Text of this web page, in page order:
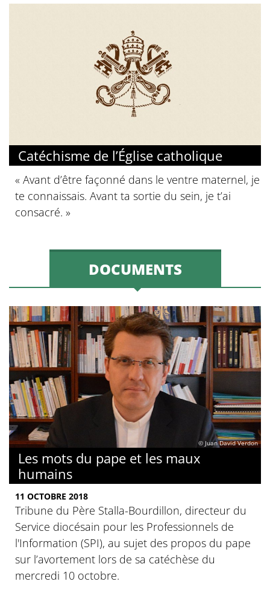
Catéchisme de l’Église catholique
« Avant d’être façonné dans le ventre maternel, je
te connaissais. Avant ta sortie du sein, je t’ai
consacré. »
DOCUMENTS
© Juan David Verdon
Les mots du pape et les maux
humains
11 OCTOBRE 2018
Tribune du Père Stalla-Bourdillon, directeur du
Service diocésain pour les Professionnels de
l'Information (SPI), au sujet des propos du pape
sur l’avortement lors de sa catéchèse du
mercredi 10 octobre.